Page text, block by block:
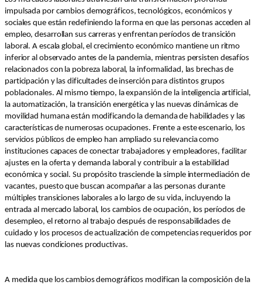
impulsada por cambios demográficos, tecnológicos, económicos y
sociales que están redefiniendo la forma en que las personas acceden al
empleo, desarrollan sus carreras y enfrentan períodos de transición
laboral. A escala global, el crecimiento económico mantiene un ritmo
inferior al observado antes de la pandemia, mientras persisten desafíos
relacionados con la pobreza laboral, la informalidad, las brechas de
participación y las dificultades de inserción para distintos grupos
poblacionales. Al mismo tiempo, la expansión de la inteligencia artificial,
la automatización, la transición energética y las nuevas dinámicas de
movilidad humana están modificando la demanda de habilidades y las
características de numerosas ocupaciones. Frente a este escenario, los
servicios públicos de empleo han ampliado su relevancia como
instituciones capaces de conectar trabajadores y empleadores, facilitar
ajustes en la oferta y demanda laboral y contribuir a la estabilidad
económica y social. Su propósito trasciende la simple intermediación de
vacantes, puesto que buscan acompañar a las personas durante
múltiples transiciones laborales a lo largo de su vida, incluyendo la
entrada al mercado laboral, los cambios de ocupación, los períodos de
desempleo, el retorno al trabajo después de responsabilidades de
cuidado y los procesos de actualización de competencias requeridos por
las nuevas condiciones productivas.
A medida que los cambios demográficos modifican la composición de la